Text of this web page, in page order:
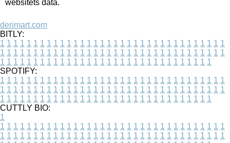
websitets data.
derimart.com
BITLY:
1 1 1 1 1 1 1 1 1 1 1 1 1 1 1 1 1 1 1 1 1 1 1 1 1 1 1 1 1 1 1 1 1 1
1 1 1 1 1 1 1 1 1 1 1 1 1 1 1 1 1 1 1 1 1 1 1 1 1 1 1 1 1 1 1 1 1 1
1 1 1 1 1 1 1 1 1 1 1 1 1 1 1 1 1 1 1 1 1 1 1 1 1 1 1 1 1 1 1 1
SPOTIFY:
1 1 1 1 1 1 1 1 1 1 1 1 1 1 1 1 1 1 1 1 1 1 1 1 1 1 1 1 1 1 1 1 1 1
1 1 1 1 1 1 1 1 1 1 1 1 1 1 1 1 1 1 1 1 1 1 1 1 1 1 1 1 1 1 1 1 1 1
1 1 1 1 1 1 1 1 1 1 1 1 1 1 1 1 1 1 1 1 1 1 1 1 1 1 1 1 1 1 1 1
CUTTLY BIO:
1
1 1 1 1 1 1 1 1 1 1 1 1 1 1 1 1 1 1 1 1 1 1 1 1 1 1 1 1 1 1 1 1 1 1
1 1 1 1 1 1 1 1 1 1 1 1 1 1 1 1 1 1 1 1 1 1 1 1 1 1 1 1 1 1 1 1 1 1